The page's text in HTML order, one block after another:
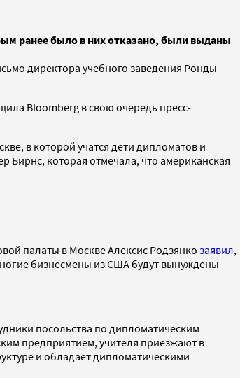
ранее было в них отказано, были выданы
директора учебного заведения Ронды
Bloomberg в свою очередь пресс-
в которой учатся дети дипломатов и
которая отмечала, что американская
палаты в Москве Алексис Родзянкозаявил,
бизнесмены из США будут вынуждены
посольства по дипломатическим
предприятием, учителя приезжают в
и обладает дипломатическими